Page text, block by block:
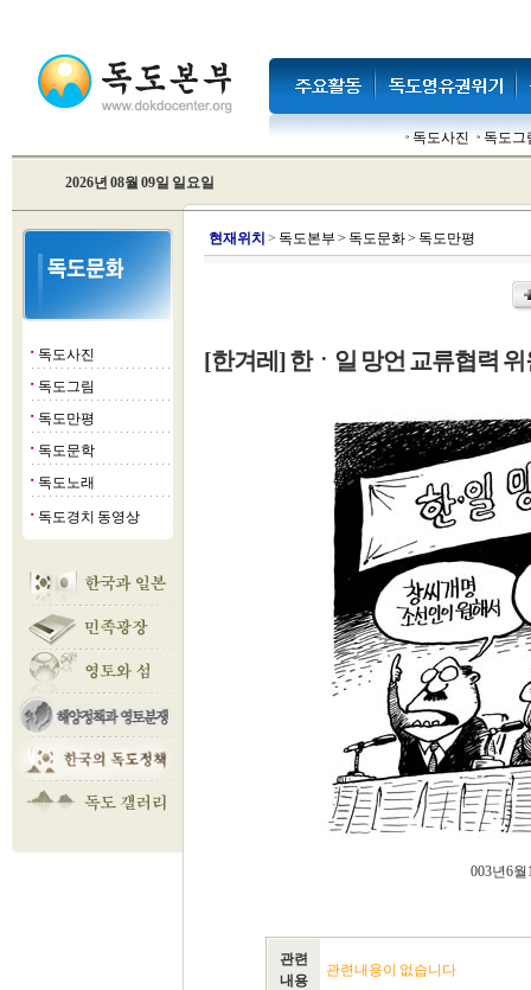
독도사진 독도그
2026년 08월 09일 일요일
■ 독도사진
■ 독도그림
■ 독도만평
■ 독도문학
■ 독도노래
■ 독도경치 동영상
현재위치 > 독도본부 > 독도문화> 독도만평
[한겨레] 한ㆍ일 망언 교류협력 위
003년6
관련
내용
관련내용이 없습니다